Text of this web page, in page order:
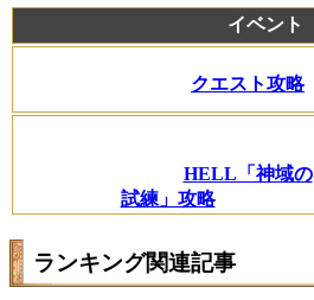
イベント
クエスト攻略
HELL「神域の
試練」攻略
ランキング関連記事